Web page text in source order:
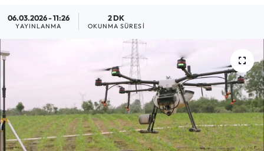
06.03.2026 - 11:26
YAYINLANMA
2 DK
OKUNMA SÜRESI
Yazarlar